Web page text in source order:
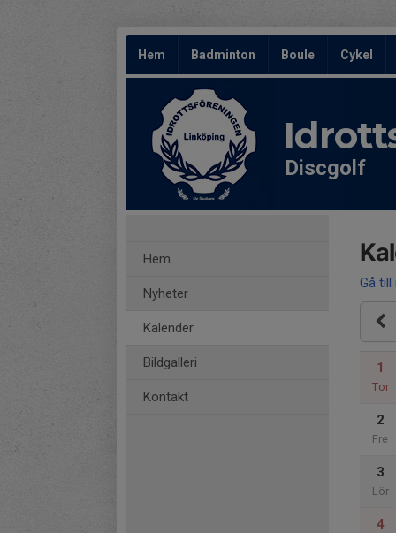
Hem Badminton Boule Cykel
Discgolf
Hem
Nyheter
Kalender
Bildgalleri
Kontakt
Gå till
1
Tor
2
Fre
3
Lör
4